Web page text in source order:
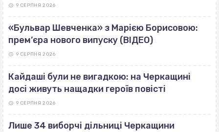
9 СЕРПНЯ 2026
«Бульвар Шевченка» з Марією Борисовою:
прем’єра нового випуску (ВІДЕО)
9 СЕРПНЯ 2026
Кайдаші були не вигадкою: на Черкащині
досі живуть нащадки героїв повісті
9 СЕРПНЯ 2026
Лише 34 виборчі дільниці Черкащини